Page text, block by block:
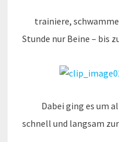
trainiere,
Stunde nur Beine – bis
Dabei ging es um
schnell und langsam zur